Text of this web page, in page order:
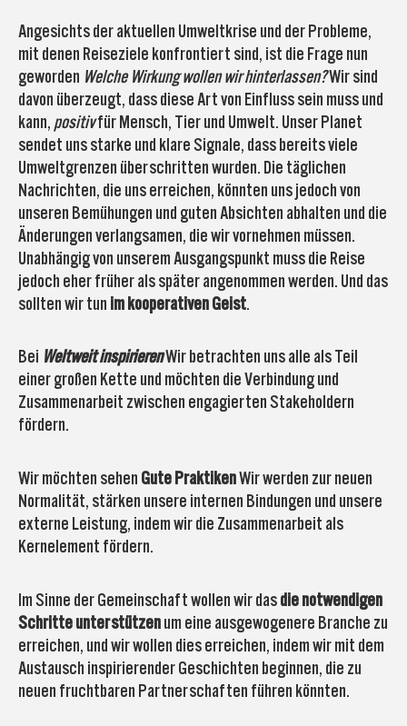
Angesichts der aktuellen Umweltkrise und der Probleme,
mit denen Reiseziele konfrontiert sind, ist die Frage nun
geworden Welche Wirkung wollen wir hinterlassen?Wir sind
davon überzeugt, dass diese Art von Einfluss sein muss und
kann, positivfür Mensch, Tier und Umwelt. Unser Planet
sendet uns starke und klare Signale, dass bereits viele
Umweltgrenzen überschritten wurden. Die täglichen
Nachrichten, die uns erreichen, könnten uns jedoch von
unseren Bemühungen und guten Absichten abhalten und die
Änderungen verlangsamen, die wir vornehmen müssen.
Unabhängig von unserem Ausgangspunkt muss die Reise
jedoch eher früher als später angenommen werden. Und das
sollten wir tun im kooperativen Geist.
Bei Weltweit inspirierenWir betrachten uns alle als Teil
einer großen Kette und möchten die Verbindung und
Zusammenarbeit zwischen engagierten Stakeholdern
fördern.
Wir möchten sehen Gute PraktikenWir werden zur neuen
Normalität, stärken unsere internen Bindungen und unsere
externe Leistung, indem wir die Zusammenarbeit als
Kernelement fördern.
Im Sinne der Gemeinschaft wollen wir dasdie notwendigen
Schritte unterstützenum eine ausgewogenere Branche zu
erreichen, und wir wollen dies erreichen, indem wir mit dem
Austausch inspirierender Geschichten beginnen, die zu
neuen fruchtbaren Partnerschaften führen könnten.